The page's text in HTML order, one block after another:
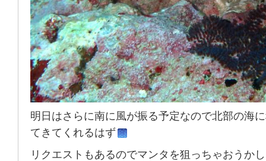
明日はさらに南に風が振る予定なので北部の海
てきてくれるはず
リクエストもあるのでマンタを狙っちゃおうか